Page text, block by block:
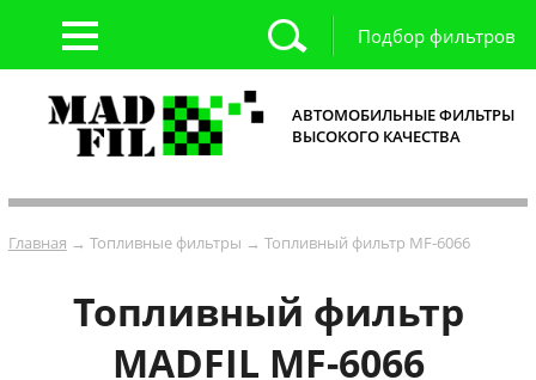
Подбор фильтров
АВТОМОБИЛЬНЫЕ ФИЛЬТРЫ
ВЫСОКОГО КАЧЕСТВА
Главная → Топливные фильтры → Топливный фильтр MF-6066
Топливный фильтр
MADFIL MF-6066